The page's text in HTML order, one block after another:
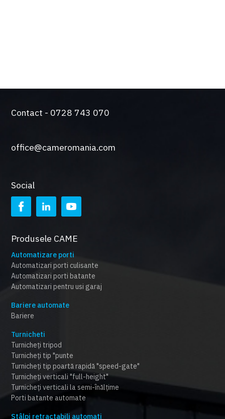
Contact - 0728 743 070
office@cameromania.com
Social
Produsele CAME
Automatizare porti
Automatizari porti culisante
Automatizari porti batante
Automatizari pentru usi garaj
Bariere automate
Bariere
Turnicheti
Turnicheți tripod
Turnicheți tip "punte
Turnicheți tip poartă rapidă "speed-gate"
Turnicheți verticali "full-height"
Turnicheți verticali la semi-înălțime
Porti batante automate
Stâlpi retractabili automati